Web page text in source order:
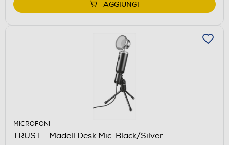
AGGIUNGI
MICROFONI
TRUST - Madell Desk Mic-Black/Silver